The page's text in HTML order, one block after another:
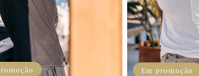
Em promoção